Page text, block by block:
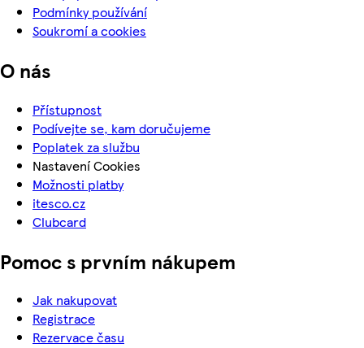
Podmínky používání
Soukromí a cookies
O nás
Přístupnost
Podívejte se, kam doručujeme
Poplatek za službu
Nastavení Cookies
Možnosti platby
itesco.cz
Clubcard
Pomoc s prvním nákupem
Jak nakupovat
Registrace
Rezervace času